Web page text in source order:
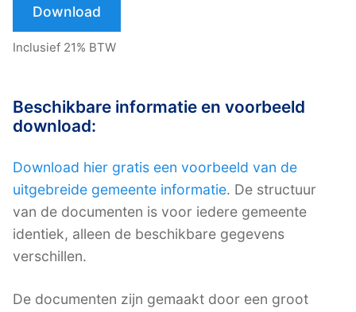
Download
Inclusief 21% BTW
Beschikbare informatie en voorbeeld
download:
Download hier gratis een voorbeeld van de
uitgebreide gemeente informatie. De structuur
van de documenten is voor iedere gemeente
identiek, alleen de beschikbare gegevens
verschillen.
De documenten zijn gemaakt door een groot